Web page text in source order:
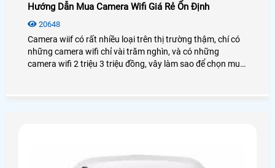
Hướng Dẫn Mua Camera Wifi Giá Rẻ Ổn Định
20648
Camera wiif có rất nhiều loại trên thị trường thậm, chí có
những camera wifi chỉ vài trăm nghìn, và có những
camera wifi 2 triệu 3 triệu đồng, vây làm sao để chọn mua